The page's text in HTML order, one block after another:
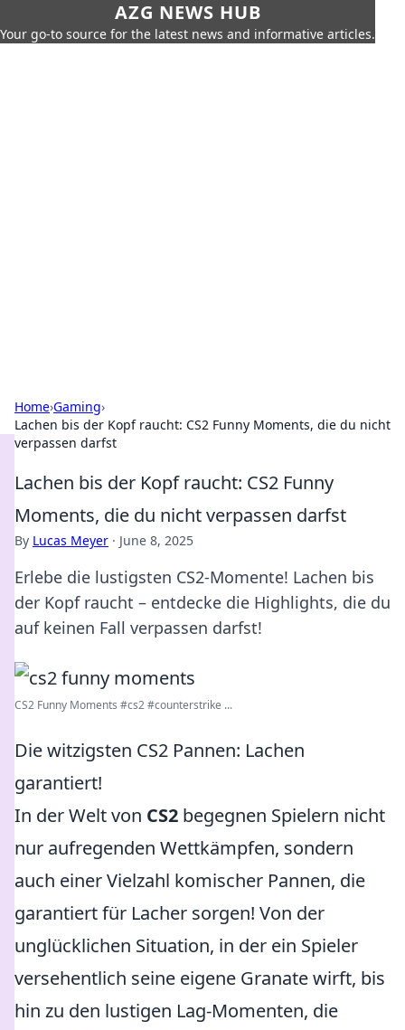
AZG NEWS HUB
Your go-to source for the latest news and informative articles.
Home›Gaming›
Lachen bis der Kopf raucht: CS2 Funny Moments, die du nicht
verpassen darfst
Lachen bis der Kopf raucht: CS2 Funny
Moments, die du nicht verpassen darfst
By Lucas Meyer · June 8, 2025
Erlebe die lustigsten CS2-Momente! Lachen bis
der Kopf raucht – entdecke die Highlights, die du
auf keinen Fall verpassen darfst!
CS2 Funny Moments #cs2 #counterstrike ...
Die witzigsten CS2 Pannen: Lachen
garantiert!
In der Welt von CS2 begegnen Spielern nicht
nur aufregenden Wettkämpfen, sondern
auch einer Vielzahl komischer Pannen, die
garantiert für Lacher sorgen! Von der
unglücklichen Situation, in der ein Spieler
versehentlich seine eigene Granate wirft, bis
hin zu den lustigen Lag-Momenten, die